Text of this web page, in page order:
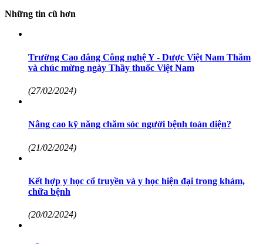
Những tin cũ hơn
Trường Cao đẳng Công nghệ Y - Dược Việt Nam Thăm
và chúc mừng ngày Thầy thuốc Việt Nam
(27/02/2024)
Nâng cao kỹ năng chăm sóc người bệnh toàn diện?
(21/02/2024)
Kết hợp y học cổ truyền và y học hiện đại trong khám,
chữa bệnh
(20/02/2024)